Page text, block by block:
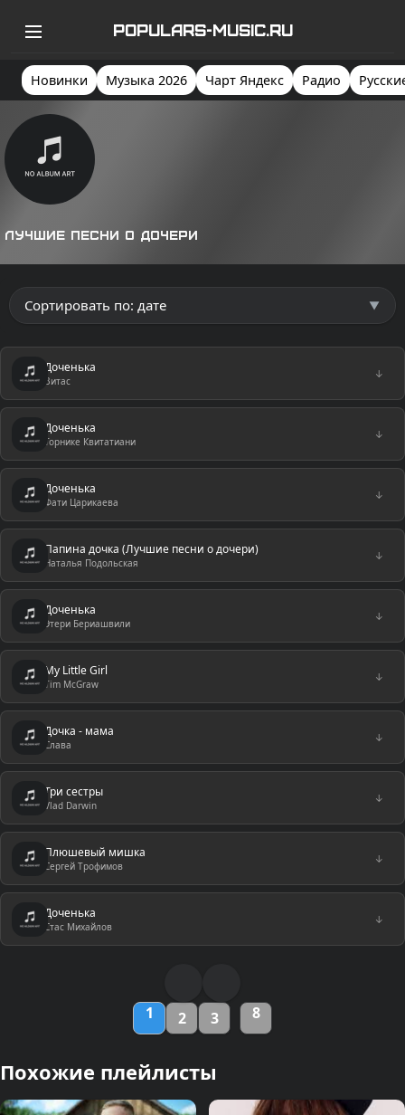
POPULARS-MUSIC.RU
Новинки Музыка 2026 Чарт Яндекс Радио
Лучшие песни о дочери
Доченька
Витас
↓
Доченька
Торнике Квитатиани
↓
Доченька
Фати Царикаева
↓
Папина дочка (Лучшие песни о дочери)
Наталья Подольская
↓
Доченька
Этери Бериашвили
↓
My Little Girl
Tim McGraw
↓
Дочка - мама
Слава
↓
Три сестры
Vlad Darwin
↓
Плюшевый мишка
Сергей Трофимов
↓
Доченька
Стас Михайлов
↓
1 2 3 8
Похожие плейлисты